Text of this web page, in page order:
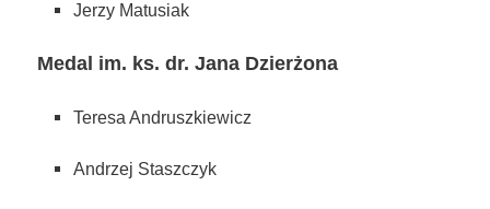
Jerzy Matusiak
Medal im. ks. dr. Jana Dzierżona
Teresa Andruszkiewicz
Andrzej Staszczyk